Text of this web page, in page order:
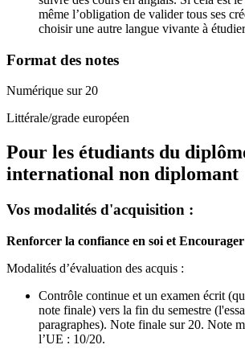
même l’obligation de valider tous ses
choisir une autre langue vivante à
Format des notes
Numérique sur 20
Littérale/grade européen
Pour les étudiants du
international non diplomant
Vos modalités d'acquisition :
Renforcer la confiance en soi et
Modalités d’évaluation des acquis :
Contrôle continue et un examen écrit
note finale) vers la fin du semestre
paragraphes). Note finale sur 20. Note
l’UE : 10/20.